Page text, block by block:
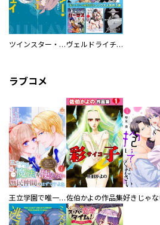
ツインスター・サイクロン・ランナウェイ ヴェルドライチオシ聖典パック 『転スラ』ミニ画集付き シリウス人気作３選
ラブコメ
王立学園で唯一魔法が使えない庶民仲間のはずですよね～実は王子様で私を溺愛しているなんて告白はやめてください～佐伯かよの作品集